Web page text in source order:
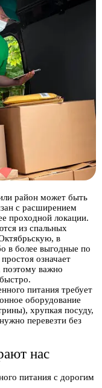
район может быть
с расширением
проходной локации.
из спальных
в
в более выгодные по
означает
важно
питания требует
оборудование
хрупкая посуду,
перевезти без
нас
питания с дорогим